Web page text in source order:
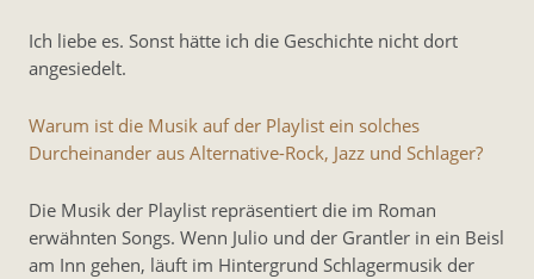
Ich liebe es. Sonst hätte ich die Geschichte nicht dort
angesiedelt.
Warum ist die Musik auf der Playlist ein solches
Durcheinander aus Alternative-Rock, Jazz und Schlager?
Die Musik der Playlist repräsentiert die im Roman
erwähnten Songs. Wenn Julio und der Grantler in ein Beisl
am Inn gehen, läuft im Hintergrund Schlagermusik der